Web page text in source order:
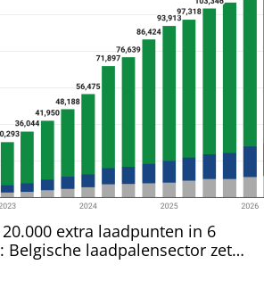
extra laadpunten in 6
Belgische laadpalensector zet
voort in 2026